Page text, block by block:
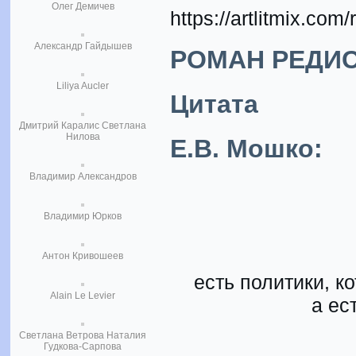
Олег Демичев
Александр Гайдышев
Liliya Aucler
Дмитрий Каралис Светлана
Нилова
Владимир Александров
Владимир Юрков
Антон Кривошеев
Alain Le Levier
Светлана Ветрова Наталия
Гудкова-Сарпова
https://
РОМАН
Цитата
Е.В. Мошко:
есть политики,
а